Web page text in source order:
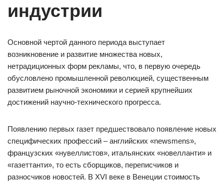
индустрии
Основной чертой данного периода выступает
возникновение и развитие множества новых,
нетрадиционных форм рекламы, что, в первую очередь
обусловлено промышленной революцией, существенным
развитием рыночной экономики и серией крупнейших
достижений научно-технического прогресса.
Появлению первых газет предшествовало появление новых
специфических профессий – английских «newsmens»,
французских «нувеллистов», итальянских «новелланти» и
«газеттанти», то есть сборщиков, переписчиков и
разносчиков новостей. В ХVI веке в Венеции стоимость